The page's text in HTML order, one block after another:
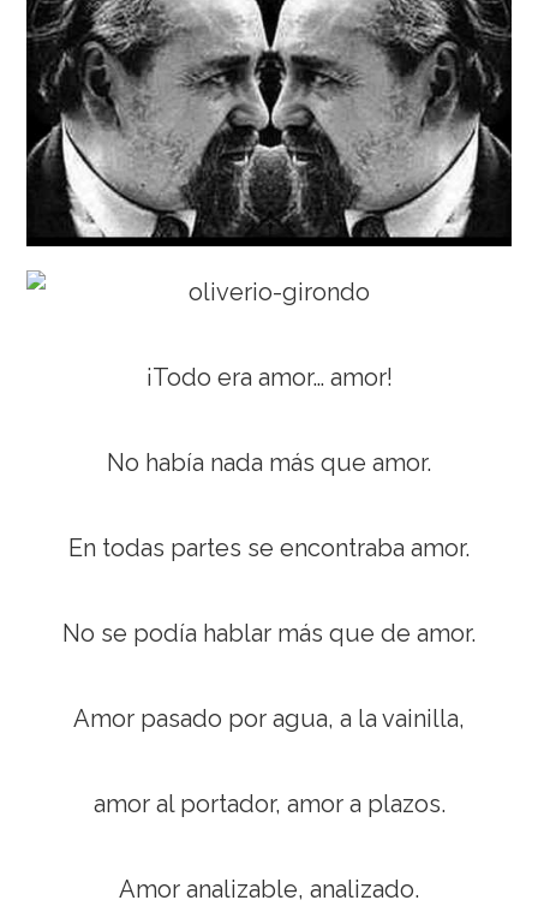
¡Todo era amor… amor!
No había nada más que amor.
En todas partes se encontraba amor.
No se podía hablar más que de amor.
Amor pasado por agua, a la vainilla,
amor al portador, amor a plazos.
Amor analizable, analizado.